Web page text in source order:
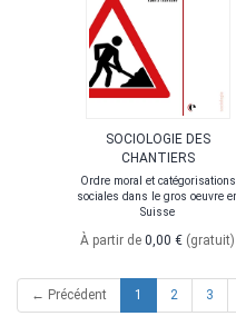
SOCIOLOGIE DES
CHANTIERS
Ordre moral et catégorisations
sociales dans le gros oeuvre
Suisse
À partir de 0,00 € (gratuit)
← Précédent 1 (current)
2 3